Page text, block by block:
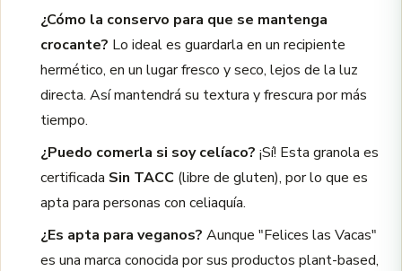
¿Cómo la conservo para que se mantenga
crocante? Lo ideal es guardarla en un recipiente
hermético, en un lugar fresco y seco, lejos de la luz
directa. Así mantendrá su textura y frescura por más
tiempo.
¿Puedo comerla si soy celíaco? ¡Sí! Esta granola es
certificada Sin TACC (libre de gluten), por lo que es
apta para personas con celiaquía.
¿Es apta para veganos? Aunque "Felices las Vacas"
es una marca conocida por sus productos plant-based,